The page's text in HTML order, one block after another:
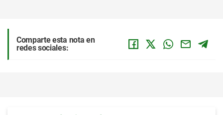
Comparte esta nota en
redes sociales: